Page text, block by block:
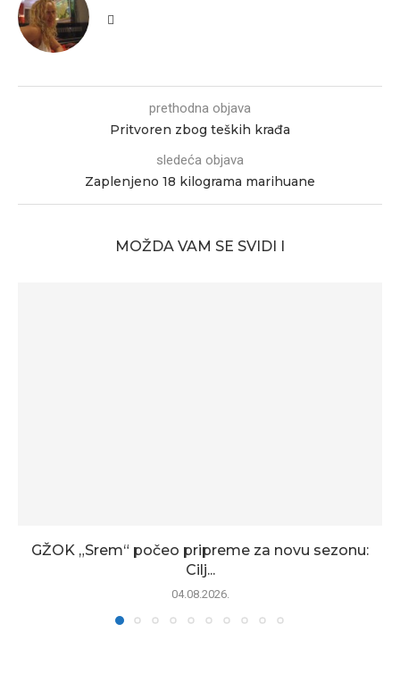
prethodna objava
Pritvoren zbog teških krađa
sledeća objava
Zaplenjeno 18 kilograma marihuane
MOŽDA VAM SE SVIDI I
GŽOK „Srem“ počeo pripreme za novu sezonu:
Cilj...
04.08.2026.